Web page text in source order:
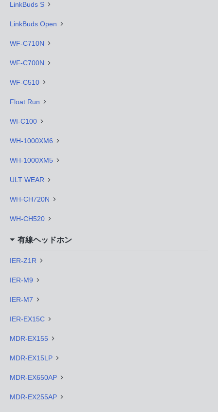
LinkBuds S
LinkBuds Open
WF-C710N
WF-C700N
WF-C510
Float Run
WI-C100
WH-1000XM6
WH-1000XM5
ULT WEAR
WH-CH720N
WH-CH520
有線ヘッドホン
IER-Z1R
IER-M9
IER-M7
IER-EX15C
MDR-EX155
MDR-EX15LP
MDR-EX650AP
MDR-EX255AP